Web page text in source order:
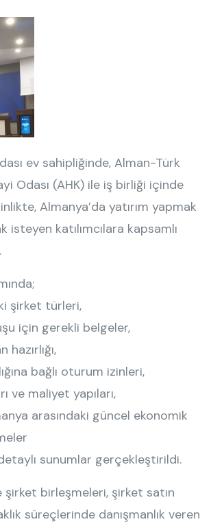
ev sahipliğinde, Alman-Türk
Odası (AHK) ile iş birliği içinde
Almanya’da yatırım yapmak
isteyen katılımcılara kapsamlı
şirket türleri,
için gerekli belgeler,
hazırlığı,
bağlı oturum izinleri,
ve maliyet yapıları,
arasındaki güncel ekonomik
sunumlar gerçekleştirildi.
birleşmeleri, şirket satın
süreçlerinde danışmanlık veren